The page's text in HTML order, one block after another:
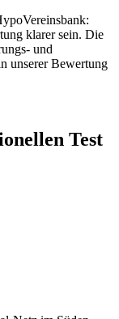
klarer sein. Die
und
unserer Bewertung
Test